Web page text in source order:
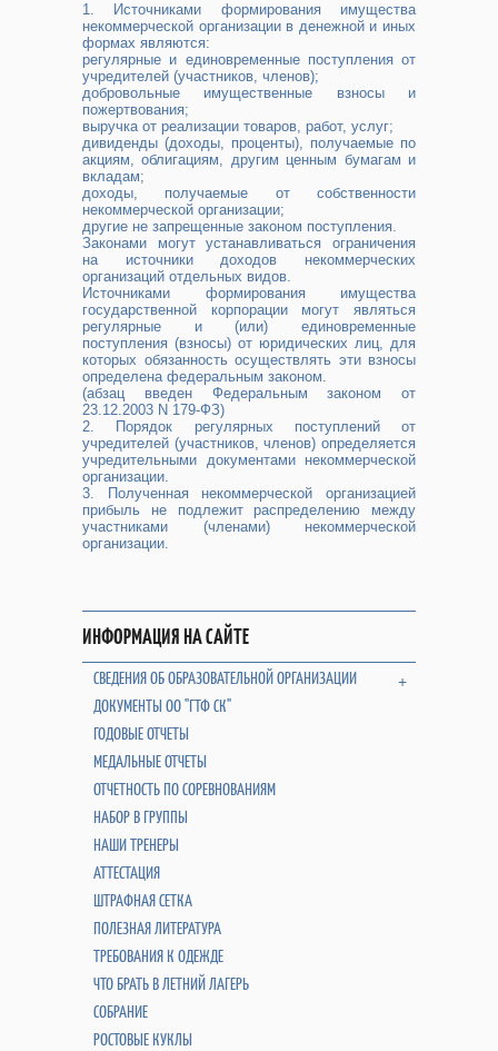
1. Источниками формирования имущества
некоммерческой организации в денежной и иных
формах являются:
регулярные и единовременные поступления от
учредителей (участников, членов);
добровольные имущественные взносы и
пожертвования;
выручка от реализации товаров, работ, услуг;
дивиденды (доходы, проценты), получаемые по
акциям, облигациям, другим ценным бумагам и
вкладам;
доходы, получаемые от собственности
некоммерческой организации;
другие не запрещенные законом поступления.
Законами могут устанавливаться ограничения
на источники доходов некоммерческих
организаций отдельных видов.
Источниками формирования имущества
государственной корпорации могут являться
регулярные и (или) единовременные
поступления (взносы) от юридических лиц, для
которых обязанность осуществлять эти взносы
определена федеральным законом.
(абзац введен Федеральным законом от
23.12.2003 N 179-ФЗ)
2. Порядок регулярных поступлений от
учредителей (участников, членов) определяется
учредительными документами некоммерческой
организации.
3. Полученная некоммерческой организацией
прибыль не подлежит распределению между
участниками (членами) некоммерческой
организации.
ИНФОРМАЦИЯ НА САЙТЕ
+
СВЕДЕНИЯ ОБ ОБРАЗОВАТЕЛЬНОЙ ОРГАНИЗАЦИИ
ДОКУМЕНТЫ ОО "ГТФ СК"
ГОДОВЫЕ ОТЧЕТЫ
МЕДАЛЬНЫЕ ОТЧЕТЫ
ОТЧЕТНОСТЬ ПО СОРЕВНОВАНИЯМ
НАБОР В ГРУППЫ
НАШИ ТРЕНЕРЫ
АТТЕСТАЦИЯ
ШТРАФНАЯ СЕТКА
ПОЛЕЗНАЯ ЛИТЕРАТУРА
ТРЕБОВАНИЯ К ОДЕЖДЕ
ЧТО БРАТЬ В ЛЕТНИЙ ЛАГЕРЬ
СОБРАНИЕ
РОСТОВЫЕ КУКЛЫ